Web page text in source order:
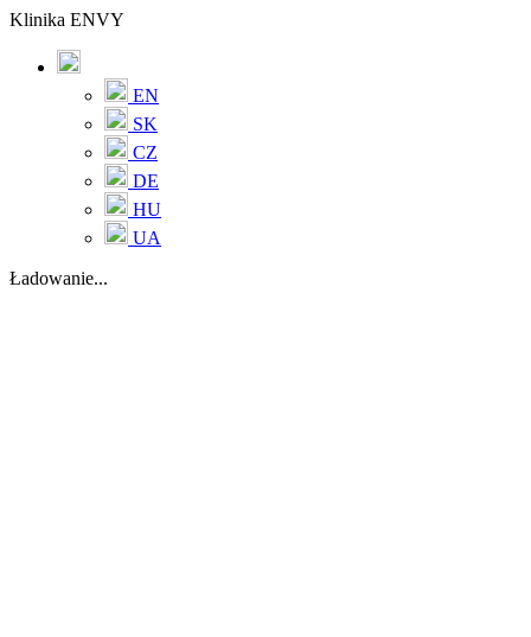
Klinika ENVY
EN
SK
CZ
DE
HU
UA
Ładowanie...